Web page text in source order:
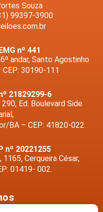
Souza
99397-3900
nº 441
andar, Santo Agostinho
30190-111
21829299-6
Ed. Boulevard Side
BA – CEP: 41820-022.
nº 20221255
Cerqueira César,
01419- 002.